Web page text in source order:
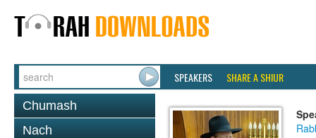
SPEAKERS SHARE A SHIUR
Chumash
Nach